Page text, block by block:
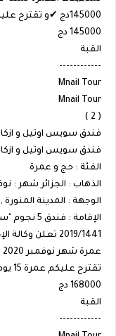
145000دج ✔و تقترح عليكم عمرة اقتصادية ️15 يو
145000 دج
القبة
------------
Mnail Tour
Mnail Tour
( 2 )
فندق سويس اوتيل و
فندق سويس اوتيل و
الفئة : حج و عمرة
الذهاب : الجزائر شهر :
الوجهة : المدينة
الإقامة : فندق 5 نجوم "سويس اوتيل و ازكا الصفا"
2019/1441 تعلن
تقترح عليكم عمرة 15 يوم بأسعار في متناول الجم
168000 دج
القبة
------------